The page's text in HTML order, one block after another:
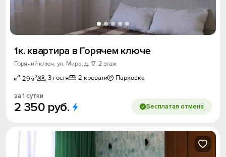
1к. квартира в Горячем ключе
Горячий ключ, ул. Мира, д. 17, 2 этаж
29м2 3 гостя 2 кровати Парковка
за 1 сутки
2 350 руб. Бесплатая отмена